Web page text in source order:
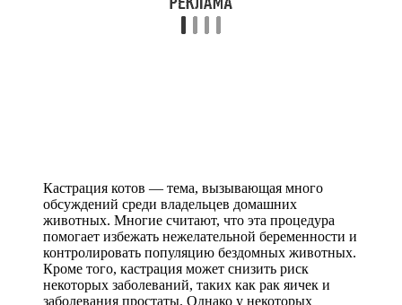
Кастрация котов — тема, вызывающая много
обсуждений среди владельцев домашних
животных. Многие считают, что эта процедура
помогает избежать нежелательной беременности и
контролировать популяцию бездомных животных.
Кроме того, кастрация может снизить риск
некоторых заболеваний, таких как рак яичек и
заболевания простаты. Однако у некоторых